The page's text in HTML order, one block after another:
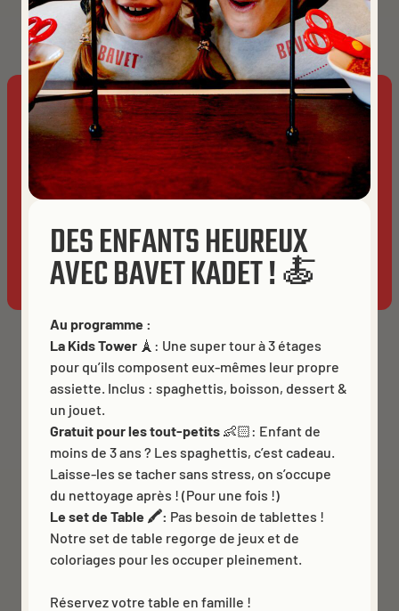
Martelarenplein 16
Get directions
À EMPORTER LIVRAISON
BRUGES
BRUGES
Fermé pour le moment
Ouvre à 11:30 AM
Simon Stevinplein 5
DES ENFANTS HEUREUX
AVEC BAVET KADET ! 🍝
Au programme :
La Kids Tower 🗼: Une super tour à 3 étages
pour qu’ils composent eux-mêmes leur propre
assiette. Inclus : spaghettis, boisson, dessert &
un jouet.
Gratuit pour les tout-petits 👶🏻: Enfant de
moins de 3 ans ? Les spaghettis, c’est cadeau.
Laisse-les se tacher sans stress, on s’occupe
du nettoyage après ! (Pour une fois !)
Le set de Table 🖍️: Pas besoin de tablettes !
Notre set de table regorge de jeux et de
coloriages pour les occuper pleinement.
Réservez votre table en famille !
This website uses cookies to ensure you get the best
experience on our website.
Cookies
ACCEPT ALL
ALLOW ANALYTICS ESSENTIALS ONLY